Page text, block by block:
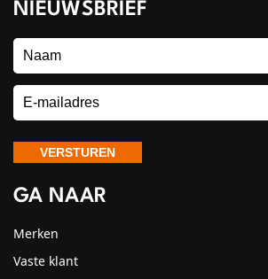
NIEUWSBRIEF
GA NAAR
Merken
Vaste klant